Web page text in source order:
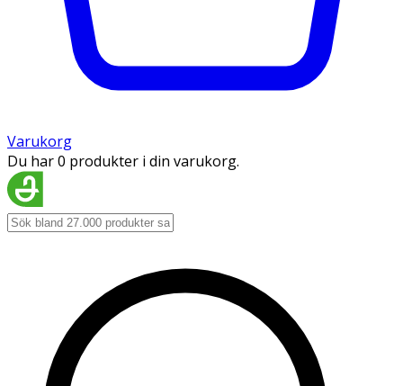
Varukorg
Du har 0 produkter i din varukorg.